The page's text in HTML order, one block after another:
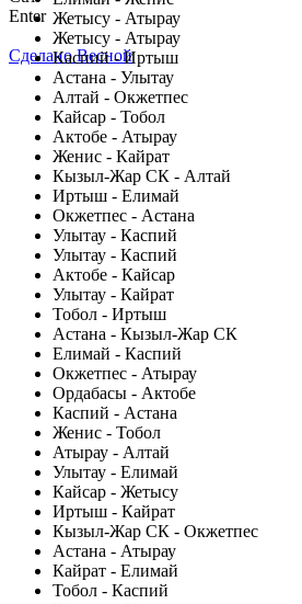
Жетысу - Атырау
Жетысу - Атырау
Каспий - Иртыш
Астана - Улытау
Алтай - Окжетпес
Кайсар - Тобол
Актобе - Атырау
Женис - Кайрат
Кызыл-Жар СК - Алтай
Иртыш - Елимай
Окжетпес - Астана
Улытау - Каспий
Улытау - Каспий
Актобе - Кайсар
Улытау - Кайрат
Тобол - Иртыш
Астана - Кызыл-Жар СК
Елимай - Каспий
Окжетпес - Атырау
Ордабасы - Актобе
Каспий - Астана
Женис - Тобол
Атырау - Алтай
Улытау - Елимай
Кайсар - Жетысу
Иртыш - Кайрат
Кызыл-Жар СК - Окжетпес
Астана - Атырау
Кайрат - Елимай
Тобол - Каспий
Enter
Сделано Весной